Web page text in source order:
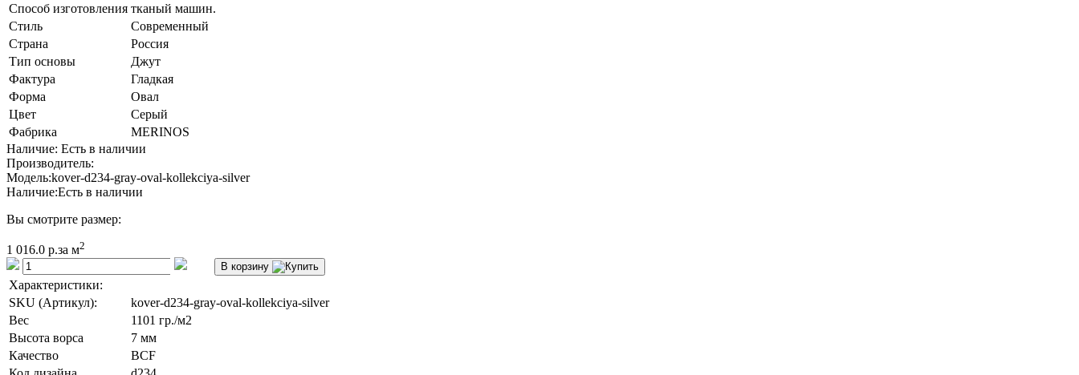
Способ изготовления тканый машин.
Стиль
Современный
Страна
Россия
Тип основы
Джут
Фактура
Гладкая
Форма
Овал
Цвет
Серый
Фабрика
MERINOS
Наличие: Есть в наличии
Производитель:
Модель:kover-d234-gray-oval-kollekciya-silver
Наличие:Есть в наличии
Вы смотрите размер:
1 016.0 р.за м2
В корзину
Характеристики:
SKU (Артикул):
kover-d234-gray-oval-kollekciya-silver
Вес
1101 гр./м2
Высота ворса
7 мм
Качество
BCF